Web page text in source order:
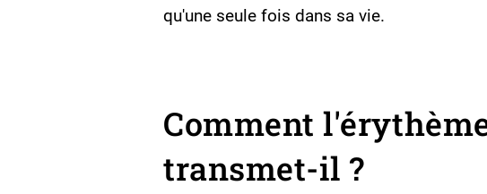
qu'une seule fois dans sa vie.
Comment
transmet-il ?